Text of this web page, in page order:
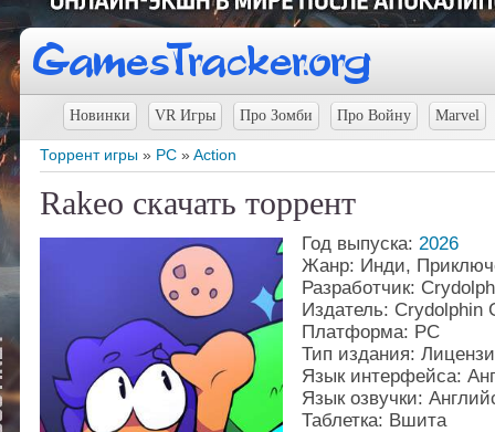
Новинки VR Игры Про Зомби Про Войну Marvel
Торрент игры » PC »Action
Rakeo скачать торрент
Год выпуска: 2026
Жанр: Инди,
Разработчик:
Издатель: Crydolphin
Платформа: PC
Тип издания:
Язык интерфейса:
Язык озвучки:
Таблетка: Вшита